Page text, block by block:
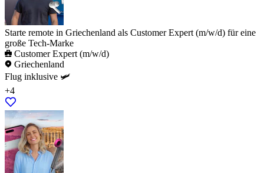
Starte remote in Griechenland als Customer Expert (m/w/d) für eine
große Tech-Marke
Customer Expert (m/w/d)
Griechenland
Flug inklusive 🛩️
+4